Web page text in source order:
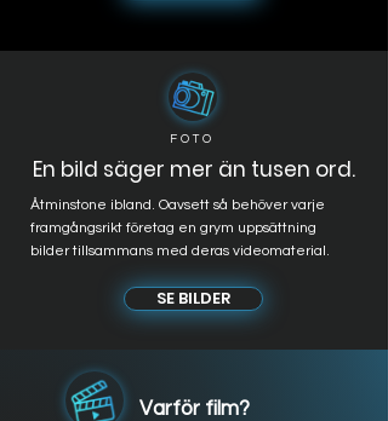
FOTO
En bild säger mer än tusen ord.
Åtminstone ibland. Oavsett så behöver varje
framgångsrikt företag en grym uppsättning
bilder tillsammans med deras videomaterial.
SE BILDER
Varför film?